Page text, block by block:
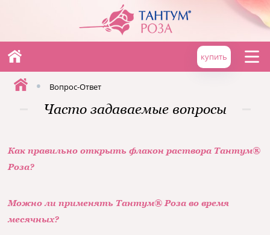
купить
• Вопрос-Ответ
Часто задаваемые вопросы
Как правильно открыть флакон раствора Тантум®
Роза?
Можно ли применять Тантум® Роза во время
месячных?